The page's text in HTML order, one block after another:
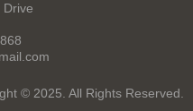
Drive
© 2025. All Rights Reserved.